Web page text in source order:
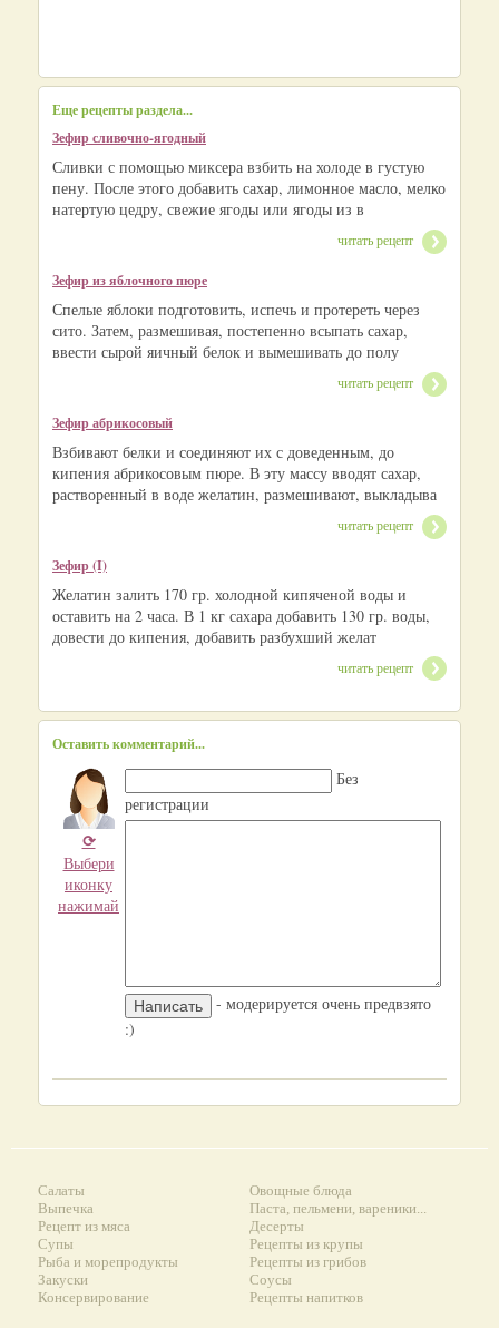
Еще рецепты раздела...
Зефир сливочно-ягодный
Сливки с помощью миксера взбить на холоде в густую
пену. После этого добавить сахар, лимонное масло, мелко
натертую цедру, свежие ягоды или ягоды из в
читать рецепт
Зефир из яблочного пюре
Спелые яблоки подготовить, испечь и протереть через
сито. Затем, размешивая, постепенно всыпать сахар,
ввести сырой яичный белок и вымешивать до полу
читать рецепт
Зефир абрикосовый
Взбивают белки и соединяют их с доведенным, до
кипения абрикосовым пюре. В эту массу вводят сахар,
растворенный в воде желатин, размешивают, выкладыва
читать рецепт
Зефир (I)
Желатин залить 170 гр. холодной кипяченой воды и
оставить на 2 часа. В 1 кг сахара добавить 130 гр. воды,
довести до кипения, добавить разбухший желат
читать рецепт
Оставить комментарий...
⟳
Выбери
иконку
нажимай
Без
регистрации
- модерируется очень предвзято
:)
Салаты
Выпечка
Рецепт из мяса
Супы
Рыба и морепродукты
Закуски
Консервирование
Овощные блюда
Паста, пельмени, вареники...
Десерты
Рецепты из крупы
Рецепты из грибов
Соусы
Рецепты напитков